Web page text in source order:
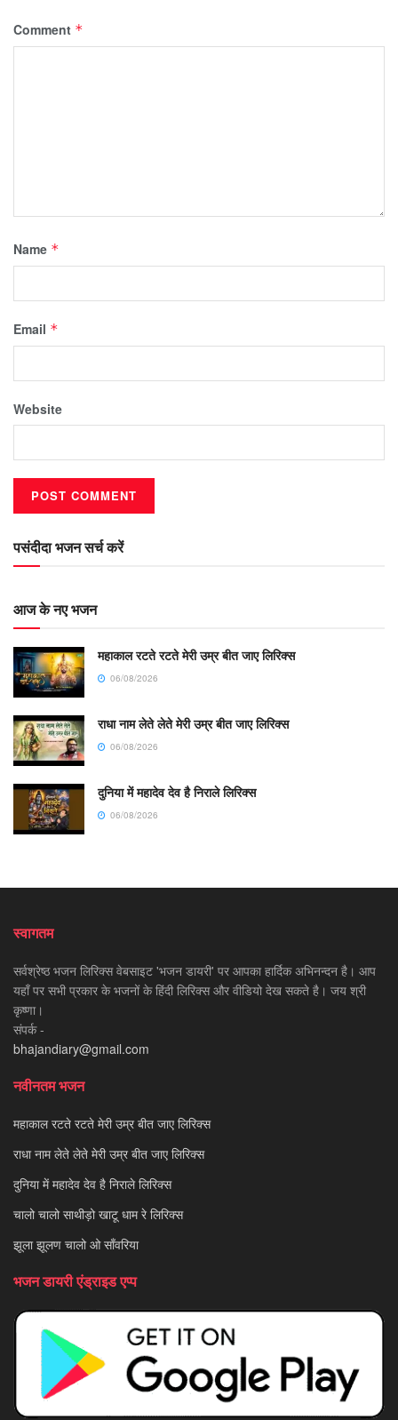
Comment *
Name *
Email *
Website
पसंदीदा भजन सर्च करें
आज के नए भजन
महाकाल रटते रटते मेरी उम्र बीत जाए लिरिक्स
06/08/2026
राधा नाम लेते लेते मेरी उम्र बीत जाए लिरिक्स
06/08/2026
दुनिया में महादेव देव है निराले लिरिक्स
06/08/2026
स्वागतम
सर्वश्रेष्ठ भजन लिरिक्स वेबसाइट 'भजन डायरी' पर आपका हार्दिक अभिनन्दन है। आप
यहाँ पर सभी प्रकार के भजनों के हिंदी लिरिक्स और वीडियो देख सकते है। जय श्री
कृष्णा।
संपर्क -
bhajandiary@gmail.com
नवीनतम भजन
महाकाल रटते रटते मेरी उम्र बीत जाए लिरिक्स
राधा नाम लेते लेते मेरी उम्र बीत जाए लिरिक्स
दुनिया में महादेव देव है निराले लिरिक्स
चालो चालो साथीड़ो खाटू धाम रे लिरिक्स
झूला झूलण चालो ओ साँवरिया
भजन डायरी एंड्राइड एप्प